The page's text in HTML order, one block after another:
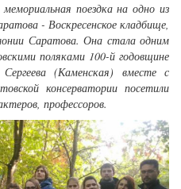
поездка на одно из
- Воскресенское кладбище,
Саратова. Она стала одним
поляками 100-й годовщине
(Каменская) вместе с
консерватории посетили
профессоров.